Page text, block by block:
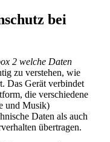
bei
2 welche Daten
zu verstehen, wie
Das Gerät verbindet
die verschiedene
und Musik)
Daten als auch
übertragen.